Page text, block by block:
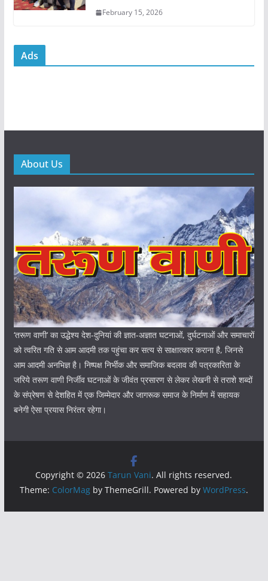
February 15, 2026
Ads
About Us
‘तरूण वाणी‘ का उद्धेश्य देश-दुनियां की ज्ञात-अज्ञात घटनाओं, दुर्घटनाओं और समाचारों
को त्वरित गति से आम आदमी तक पहुंचा कर सत्य से साक्षात्कार कराना है, जिनसे
आम आदमी अनभिज्ञ है। निष्पक्ष निर्भीक और समाजिक बदलाव की पत्रकारिता के
जरिये तरूण वाणी निर्जीव घटनाओं के जीवंत प्रसारण से लेकर लेखनी से तराशे शब्दों
के संप्रेषण से देशहित में एक जिम्मेदार और जागरूक समाज के निर्माण में सहायक
बनेगी ऐसा प्रयास निरंतर रहेगा।
Copyright © 2026Tarun Vani . All rights reserved.
Theme: ColorMagby ThemeGrill. Powered by WordPress